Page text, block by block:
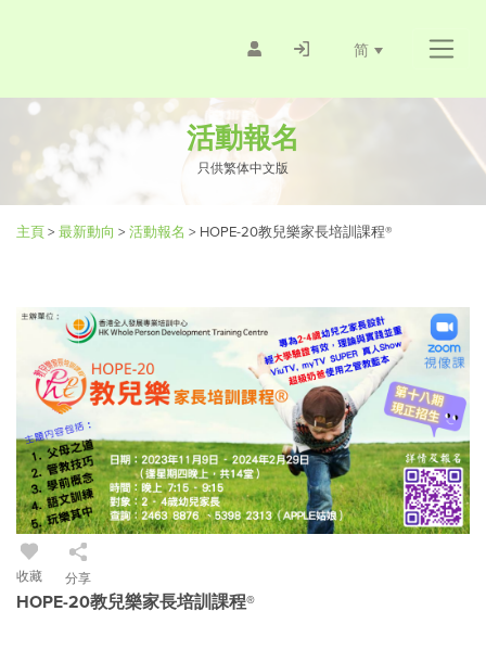
简
活動報名
只供繁体中文版
主頁> 最新動向 > 活動報名 > HOPE-20教兒樂家長培訓課程®
收藏 分享
HOPE-20教兒樂家長培訓課程®